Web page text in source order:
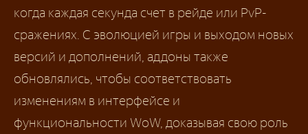
когда каждая секунда счет в рейде или PvP-
сражениях. С эволюцией игры и выходом новых
версий и дополнений, аддоны также
обновлялись, чтобы соответствовать
изменениям в интерфейсе и
функциональности WoW, доказывая свою роль